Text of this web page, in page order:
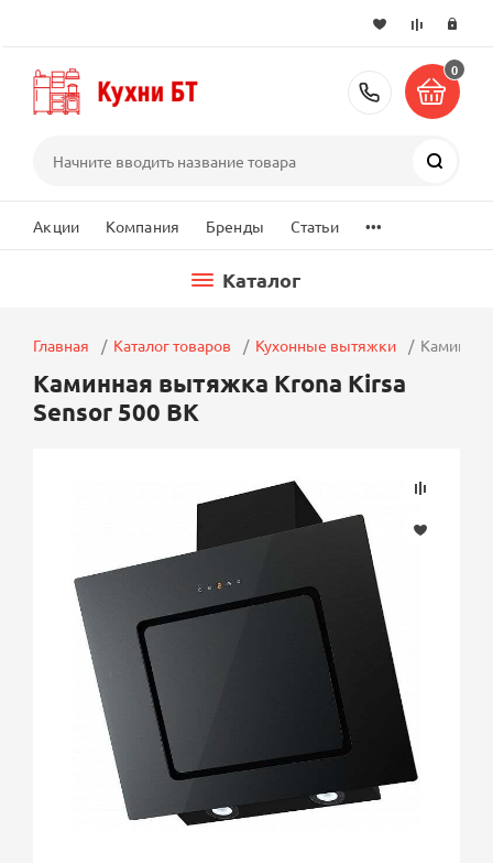
+7 (495)
0
Акции Компания Бренды Статьи ...
Каталог
Главная Каталог товаров Кухонные вытяжки
Каминная вытяжка Krona Kirsa
Sensor 500 BK